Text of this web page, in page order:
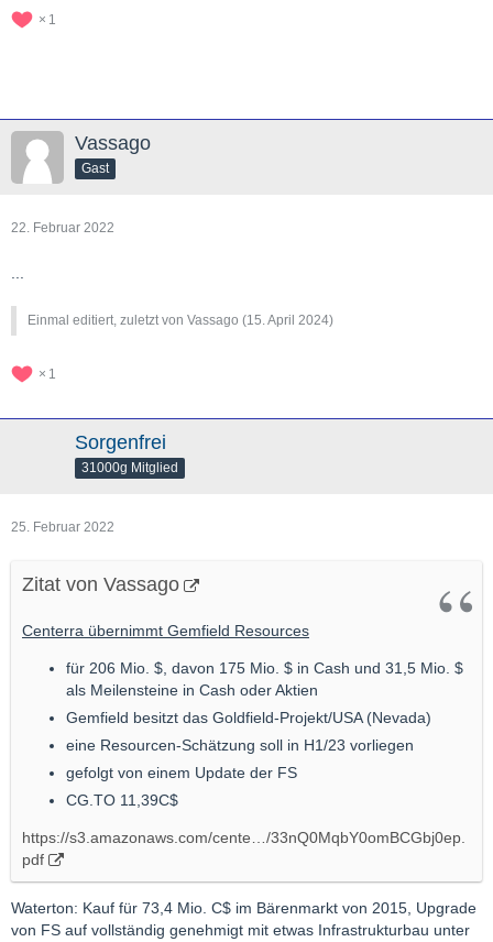
1
Vassago
Gast
22. Februar 2022
Einmal editiert, zuletzt von Vassago (15. April 2024)
1
Sorgenfrei
31000g Mitglied
25. Februar 2022
Zitat von Vassago
Centerra übernimmt Gemfield Resources
für 206 Mio. $, davon 175 Mio. $ in Cash und 31,5 Mio. $
als Meilensteine in Cash oder Aktien
Gemfield besitzt das Goldfield-Projekt/USA (Nevada)
eine Resourcen-Schätzung soll in H1/23 vorliegen
gefolgt von einem Update der FS
CG.TO 11,39C$
https://s3.amazonaws.com/cente…/33nQ0MqbY0omBCGbj0ep.
pdf
Waterton: Kauf für 73,4 Mio. C$ im Bärenmarkt von 2015, Upgrade
von FS auf vollständig genehmigt mit etwas Infrastrukturbau unter